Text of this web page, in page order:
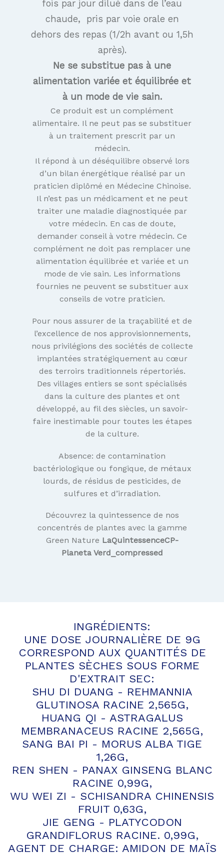
fois par jour dilué dans de l’eau
chaude, pris par voie orale en
dehors des repas (1/2h avant ou 1,5h
après).
Ne se substitue pas à une
alimentation variée et équilibrée et
à un mode de vie sain.
Ce produit est un complément
alimentaire. Il ne peut pas se substituer
à un traitement prescrit par un
médecin.
Il répond à un déséquilibre observé lors
d’un bilan énergétique réalisé par un
praticien diplômé en Médecine Chinoise.
Il n’est pas un médicament et ne peut
traiter une maladie diagnostiquée par
votre médecin. En cas de doute,
demander conseil à votre médecin. Ce
complément ne doit pas remplacer une
alimentation équilibrée et variée et un
mode de vie sain. Les informations
fournies ne peuvent se substituer aux
conseils de votre praticien.
Pour nous assurer de la traçabilité et de
l’excellence de nos approvisionnements,
nous privilégions des sociétés de collecte
implantées stratégiquement au cœur
des terroirs traditionnels répertoriés.
Des villages entiers se sont spécialisés
dans la culture des plantes et ont
développé, au fil des siècles, un savoir-
faire inestimable pour toutes les étapes
de la culture.
Absence: de contamination
bactériologique ou fongique, de métaux
lourds, de résidus de pesticides, de
sulfures et d’irradiation.
Découvrez la quintessence de nos
concentrés de plantes avec la gamme
Green Nature LaQuintessenceCP-
Planeta Verd_compressed
INGRÉDIENTS:
UNE DOSE JOURNALIÈRE DE 9G
CORRESPOND AUX QUANTITÉS DE
PLANTES SÈCHES SOUS FORME
D'EXTRAIT SEC:
SHU DI DUANG - REHMANNIA
GLUTINOSA RACINE 2,565G,
HUANG QI - ASTRAGALUS
MEMBRANACEUS RACINE 2,565G,
SANG BAI PI - MORUS ALBA TIGE
1,26G,
REN SHEN - PANAX GINSENG BLANC
RACINE 0,99G,
WU WEI ZI - SCHISANDRA CHINENSIS
FRUIT 0,63G,
JIE GENG - PLATYCODON
GRANDIFLORUS RACINE. 0,99G,
AGENT DE CHARGE: AMIDON DE MAÏS